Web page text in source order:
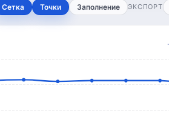
Сетка Точки Заполнение ЭКСПОРТ